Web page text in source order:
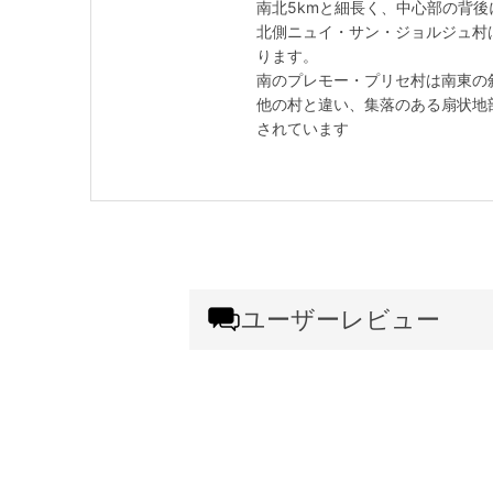
南北5kmと細長く、中心部の背
北側ニュイ・サン・ジョルジュ
ります。
南のプレモー・プリセ村は南東
他の村と違い、集落のある扇状
されています
ユーザーレビュー